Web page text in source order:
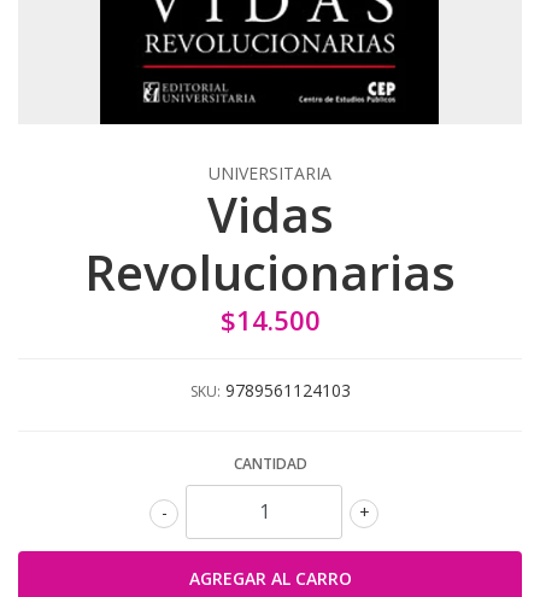
UNIVERSITARIA
Vidas
Revolucionarias
$14.500
SKU: 9789561124103
CANTIDAD
+
-